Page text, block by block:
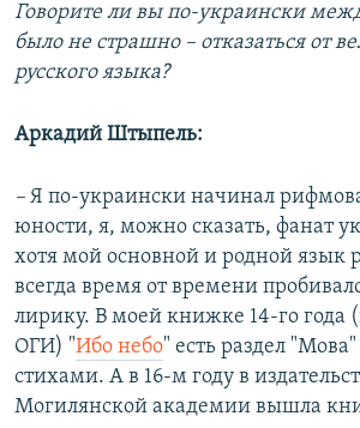
Говорите ли вы по-украински
было не страшно – отказаться от
русского языка?
Аркадий Штыпель:
– Я по-украински начинал
юности, я, можно сказать, фанат
хотя мой основной и родной язык
всегда время от времени
лирику. В моей книжке 14-го года
ОГИ) "Ибо небо" есть раздел
стихами. А в 16-м году в
Могилянской академии вышла